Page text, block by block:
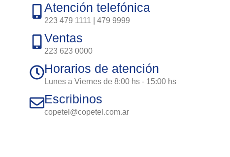
Atención telefónica
223 479 1111 | 479 9999
Ventas
223 623 0000
Horarios de atención
Lunes a Viernes de 8:00 hs - 15:00 hs
Escribinos
copetel@copetel.com.ar